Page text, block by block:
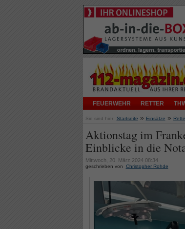
FEUERWEHR RETTER
Sie sind hier: Startseite » Einsätze »
Aktionstag im
Einblicke in die
Mittwoch, 20. März 2024 08:34
geschrieben von Christopher Rohde